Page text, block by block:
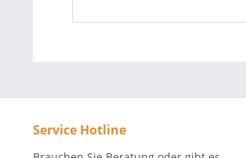
Service Hotline